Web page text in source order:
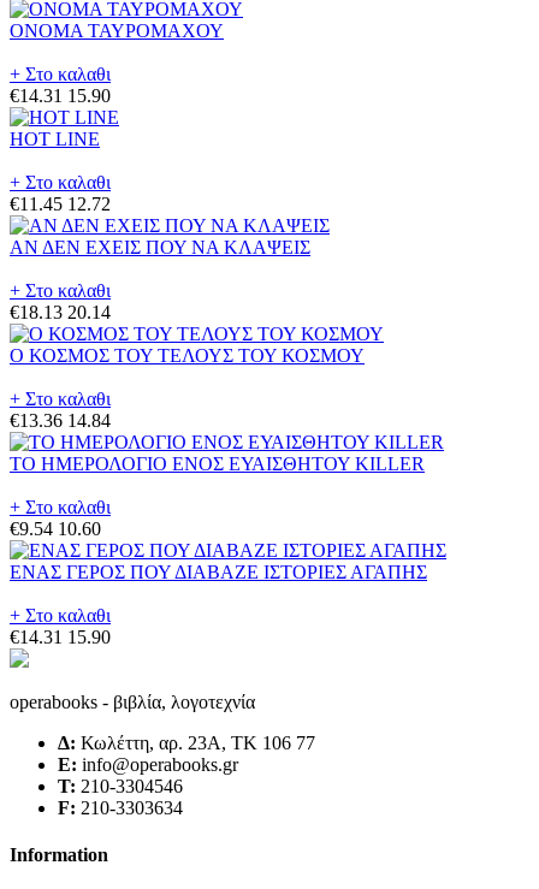
ΟΝΟΜΑ ΤΑΥΡΟΜΑΧΟΥ
+ Στο καλαθι
€14.31 15.90
HOT LINE
+ Στο καλαθι
€11.45 12.72
ΑΝ ΔΕΝ ΕΧΕΙΣ ΠΟΥ ΝΑ ΚΛΑΨΕΙΣ
+ Στο καλαθι
€18.13 20.14
Ο ΚΟΣΜΟΣ ΤΟΥ ΤΕΛΟΥΣ ΤΟΥ ΚΟΣΜΟΥ
+ Στο καλαθι
€13.36 14.84
ΤΟ ΗΜΕΡΟΛΟΓΙΟ ΕΝΟΣ ΕΥΑΙΣΘΗΤΟΥ KILLER
+ Στο καλαθι
€9.54 10.60
ΕΝΑΣ ΓΕΡΟΣ ΠΟΥ ΔΙΑΒΑΖΕ ΙΣΤΟΡΙΕΣ ΑΓΑΠΗΣ
+ Στο καλαθι
€14.31 15.90
operabooks - βιβλία, λογοτεχνία
Δ: Κωλέττη, αρ. 23Α, ΤΚ 106 77
E: info@operabooks.gr
Τ: 210-3304546
F: 210-3303634
Information